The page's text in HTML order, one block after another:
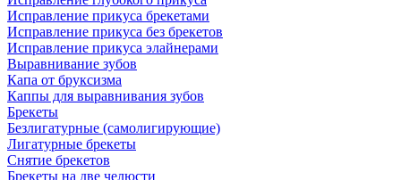
Исправление прикуса брекетами
Исправление прикуса без брекетов
Исправление прикуса элайнерами
Выравнивание зубов
Капа от бруксизма
Каппы для выравнивания зубов
Брекеты
Безлигатурные (самолигирующие)
Лигатурные брекеты
Снятие брекетов
Брекеты на две челюсти